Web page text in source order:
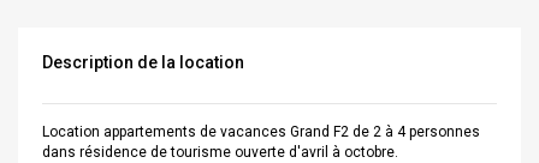
Description de la location
Location appartements de vacances Grand F2 de 2 à 4 personnes
dans résidence de tourisme ouverte d'avril à octobre.